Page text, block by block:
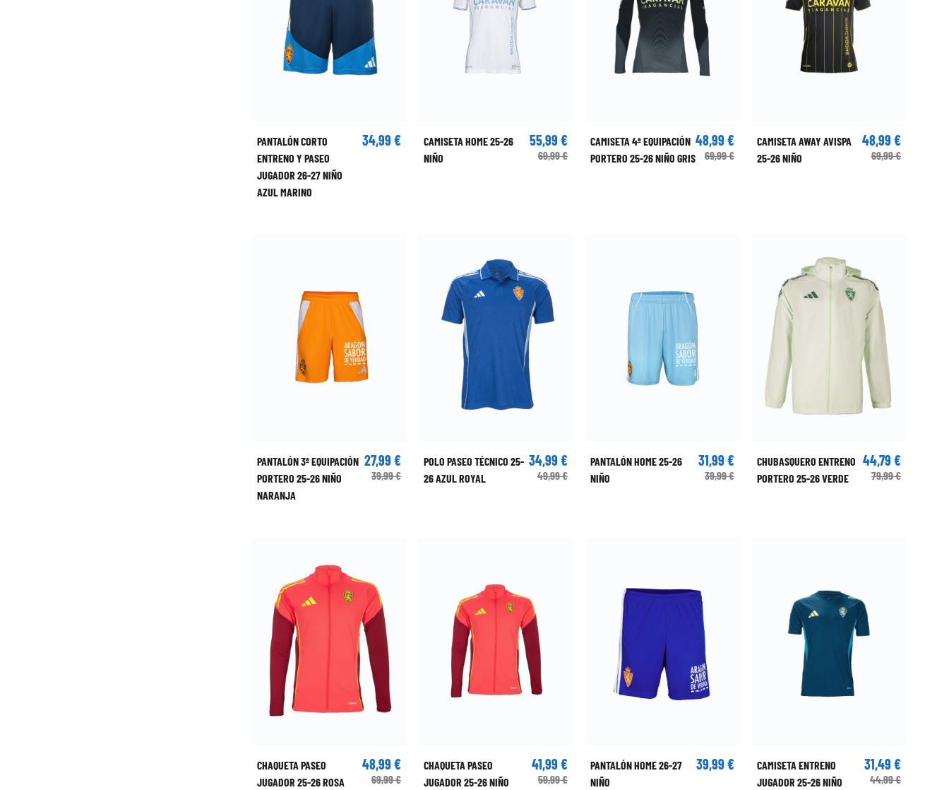
PANTALÓN CORTO
ENTRENO Y PASEO
JUGADOR 26-27 NIÑO
AZUL MARINO
34,99 €
CAMISETA HOME 25-26
NIÑO
55,99 €
69,99 €
CAMISETA 4ª EQUIPACIÓN
PORTERO 25-26 NIÑO GRIS
48,99 €
69,99 €
CAMISETA AWAY AVISPA
25-26 NIÑO
48,99 €
69,99 €
PANTALÓN 3ª EQUIPACIÓN
PORTERO 25-26 NIÑO
NARANJA
27,99 €
39,99 €
POLO PASEO TÉCNICO 25-
26 AZUL ROYAL
34,99 €
49,99 €
PANTALÓN HOME 25-26
NIÑO
31,99 €
39,99 €
CHUBASQUERO ENTRENO
PORTERO 25-26 VERDE
44,79 €
79,99 €
CHAQUETA PASEO
JUGADOR 25-26 ROSA
48,99 €
69,99 €
CHAQUETA PASEO
JUGADOR 25-26 NIÑO
41,99 €
59,99 €
PANTALÓN HOME 26-27
NIÑO
39,99 €
CAMISETA ENTRENO
JUGADOR 25-26 NIÑO
31,49 €
44,99 €